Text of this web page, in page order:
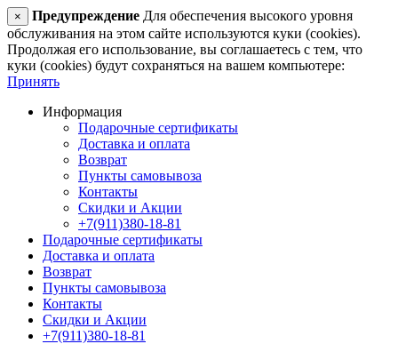
× Предупреждение Для обеспечения высокого уровня
обслуживания на этом сайте используются куки (cookies).
Продолжая его использование, вы соглашаетесь с тем, что
куки (cookies) будут сохраняться на вашем компьютере:
Принять
Информация
Подарочные сертификаты
Доставка и оплата
Возврат
Пункты самовывоза
Контакты
Скидки и Акции
+7(911)380-18-81
Подарочные сертификаты
Доставка и оплата
Возврат
Пункты самовывоза
Контакты
Скидки и Акции
+7(911)380-18-81